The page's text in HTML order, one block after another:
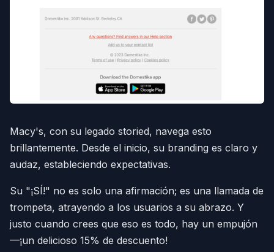
Macy's, con su legado storied, navega esto
brillantemente. Desde el inicio, su branding es claro y
audaz, estableciendo expectativas.
Su "¡SÍ!" no es solo una afirmación; es una llamada de
trompeta, atrayendo a los usuarios a su abrazo. Y
justo cuando crees que eso es todo, hay un empujón
—¡un delicioso 15% de descuento!